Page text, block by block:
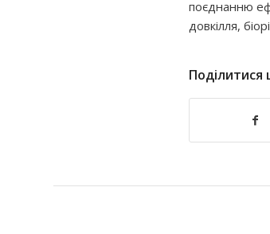
поєднанню
довкілля,